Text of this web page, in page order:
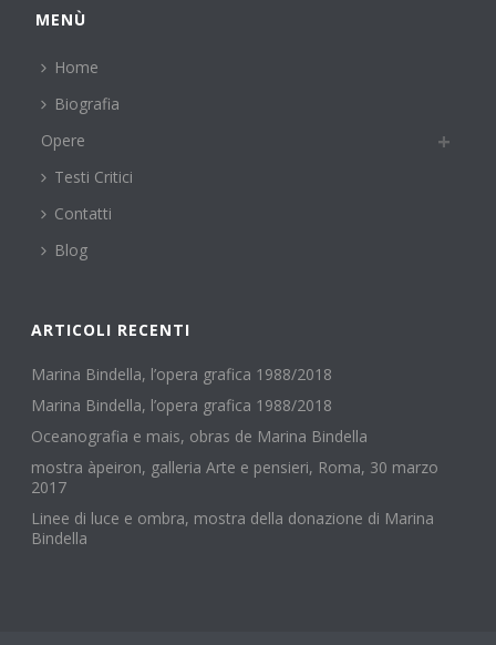
MENÙ
Home
Biografia
Opere
Testi Critici
Contatti
Blog
ARTICOLI RECENTI
Marina Bindella, l’opera grafica 1988/2018
Marina Bindella, l’opera grafica 1988/2018
Oceanografia e mais, obras de Marina Bindella
mostra àpeiron, galleria Arte e pensieri, Roma, 30 marzo
2017
Linee di luce e ombra, mostra della donazione di Marina
Bindella